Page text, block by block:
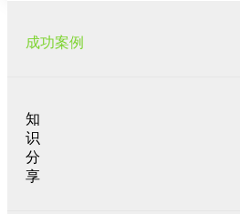
成功案例
知
识
分
享